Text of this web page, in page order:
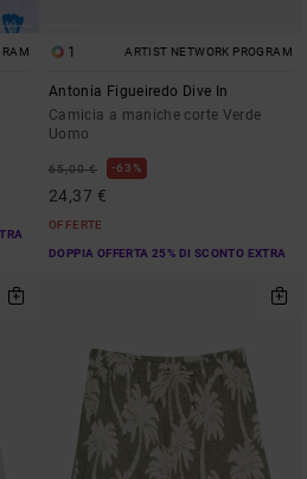
1 ARTIST NETWORK PROGRAM
Antonia Figueiredo Dive In
Camicia a maniche corte Verde
Uomo
65,00 € 63%
24,37 €
OFFERTE
DOPPIA OFFERTA 25% DI SCONTO EXTRA